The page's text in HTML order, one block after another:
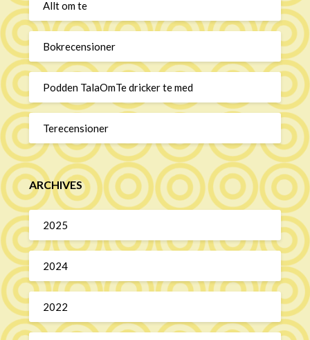
Allt om te
Bokrecensioner
Podden TalaOmTe dricker te med
Terecensioner
ARCHIVES
2025
2024
2022